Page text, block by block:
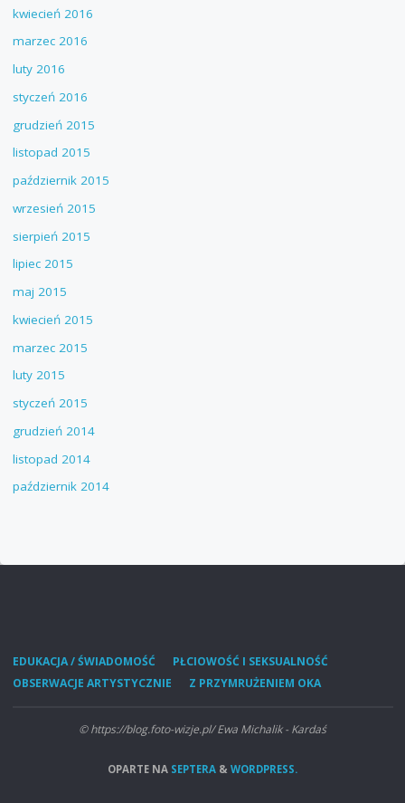
kwiecień 2016
marzec 2016
luty 2016
styczeń 2016
grudzień 2015
listopad 2015
październik 2015
wrzesień 2015
sierpień 2015
lipiec 2015
maj 2015
kwiecień 2015
marzec 2015
luty 2015
styczeń 2015
grudzień 2014
listopad 2014
październik 2014
EDUKACJA / ŚWIADOMOŚĆ
PŁCIOWOŚĆ I SEKSUALNOŚĆ
OBSERWACJE ARTYSTYCZNIE
Z PRZYMRUŻENIEM OKA
© https://blog.foto-wizje.pl/ Ewa Michalik - Kardaś
OPARTE NA SEPTERA & WORDPRESS.